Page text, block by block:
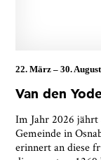
22. März –30.
Van den
Im Jahr 2026 jährt
Gemeinde in
erinnert an diese
Ja, ich